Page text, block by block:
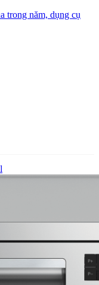
trong năm, dụng cụ